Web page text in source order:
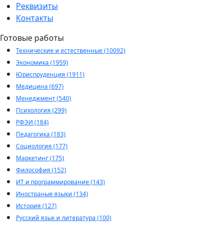
Реквизиты
Контакты
Готовые работы
Технические и естественные (10092)
Экономика (1959)
Юриспруденция (1911)
Медицина (697)
Менеджмент (540)
Психология (299)
РФЭИ (184)
Педагогика (183)
Социология (177)
Маркетинг (175)
Философия (152)
ИТ и программирование (143)
Иностраные языки (134)
История (127)
Русский язык и литература (100)